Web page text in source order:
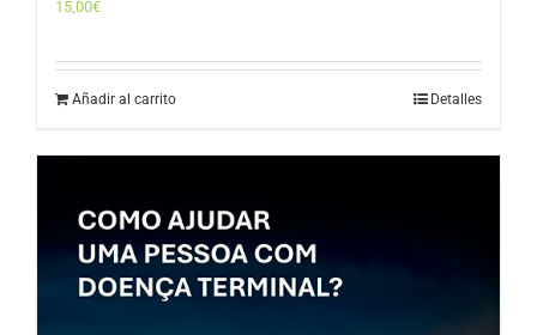
15,00€
Añadir al carrito Detalles